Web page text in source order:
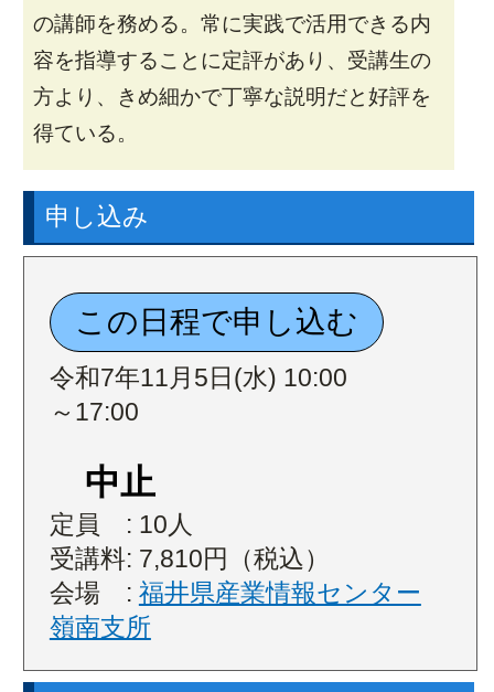
の講師を務める。常に実践で活用できる内
容を指導することに定評があり、受講生の
方より、きめ細かで丁寧な説明だと好評を
得ている。
申し込み
令和7年11月5日(水) 10:00
～17:00
中止
定員 : 10人
受講料: 7,810円（税込）
会場 : 福井県産業情報センター
嶺南支所